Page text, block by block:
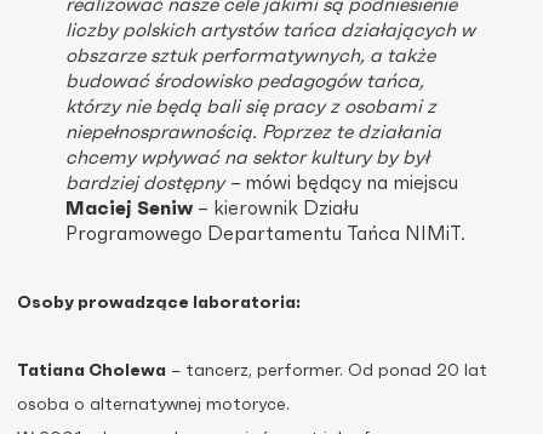
realizować nasze cele jakimi są podniesienie
liczby polskich artystów tańca działających w
obszarze sztuk performatywnych, a także
budować środowisko pedagogów tańca,
którzy nie będą bali się pracy z osobami z
niepełnosprawnością. Poprzez te działania
chcemy wpływać na sektor kultury by był
bardziej dostępny – mówi będący na miejscu
Maciej Seniw – kierownik Działu
Programowego Departamentu Tańca NIMiT.
Osoby prowadzące laboratoria:
Tatiana Cholewa − tancerz, performer. Od ponad 20 lat
osoba o alternatywnej motoryce.